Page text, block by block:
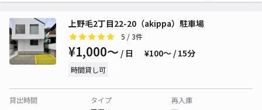
上野毛2丁目22-20（akippa）駐車場
5 / 3件
¥1,000〜 / 日 ¥100〜 / 15分
時間貸し可
貸出時間
タイプ
再入庫